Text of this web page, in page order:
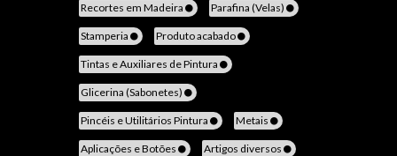
Recortes em Madeira Parafina (Velas)
Stamperia Produto acabado
Tintas e Auxiliares de Pintura
Glicerina (Sabonetes)
Pincéis e Utilitários Pintura Metais
Aplicações e Botões Artigos diversos